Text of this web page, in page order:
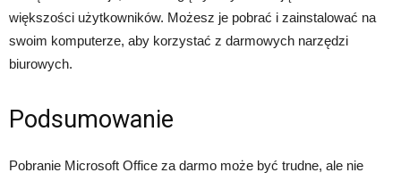
większości użytkowników. Możesz je pobrać i zainstalować na
swoim komputerze, aby korzystać z darmowych narzędzi
biurowych.
Podsumowanie
Pobranie Microsoft Office za darmo może być trudne, ale nie